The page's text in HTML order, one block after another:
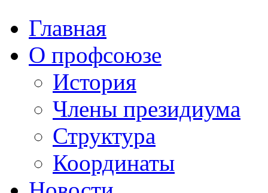
Главная
О профсоюзе
История
Члены президиума
Структура
Координаты